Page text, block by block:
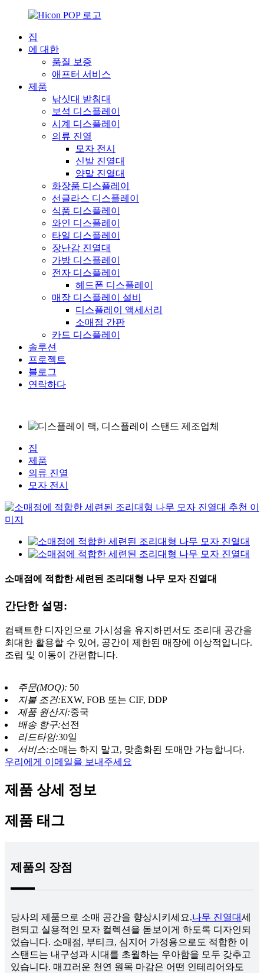
집
에 대한
품질 보증
애프터 서비스
제품
낚싯대 받침대
보석 디스플레이
시계 디스플레이
의류 진열
모자 전시
신발 진열대
양말 진열대
화장품 디스플레이
선글라스 디스플레이
식품 디스플레이
와인 디스플레이
타일 ​​디스플레이
장난감 진열대
가방 디스플레이
전자 디스플레이
헤드폰 디스플레이
매장 디스플레이 설비
디스플레이 액세서리
소매점 간판
카드 디스플레이
솔루션
프로젝트
블로그
연락하다
집
제품
의류 진열
모자 전시
소매점에 적합한 세련된 조리대형 나무 모자 진열대
간단한 설명:
컴팩트한 디자인으로 가시성을 유지하면서도 조리대 공간을
최대한 활용할 수 있어, 공간이 제한된 매장에 이상적입니다.
조립 및 이동이 간편합니다.
주문(MOQ): 50
지불 조건:EXW, FOB 또는 CIF, DDP
제품 원산지:중국
배송 항구:선전
리드타임:30일
서비스:소매는 하지 말고, 맞춤화된 도매만 가능합니다.
우리에게 이메일을 보내주세요
제품 상세 정보
제품 태그
제품의 장점
당사의 제품으로 소매 공간을 향상시키세요.나무 진열대세
련되고 실용적인 모자 컬렉션을 돋보이게 하도록 디자인되
었습니다. 소매점, 부티크, 심지어 가정용으로도 적합한 이
스탠드는 내구성과 시대를 초월하는 우아함을 모두 갖추고
있습니다. 매끄러운 천연 원목 마감은 어떤 인테리어와도